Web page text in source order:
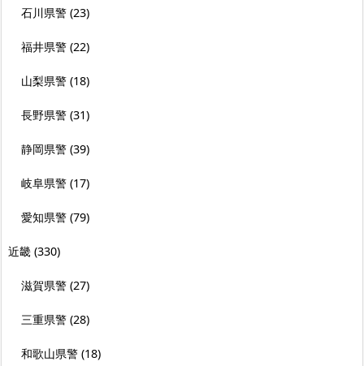
石川県警 (23)
福井県警 (22)
山梨県警 (18)
長野県警 (31)
静岡県警 (39)
岐阜県警 (17)
愛知県警 (79)
近畿 (330)
滋賀県警 (27)
三重県警 (28)
和歌山県警 (18)